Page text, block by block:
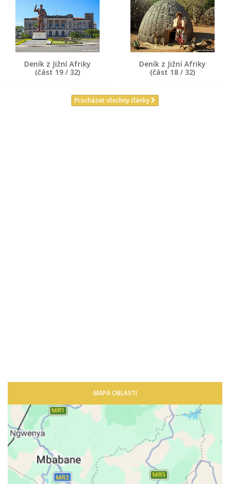
Deník z Jižní Afriky
(část 19 / 32)
Deník z Jižní Afriky
(část 18 / 32)
Procházet všechny články
MAPA OBLASTI